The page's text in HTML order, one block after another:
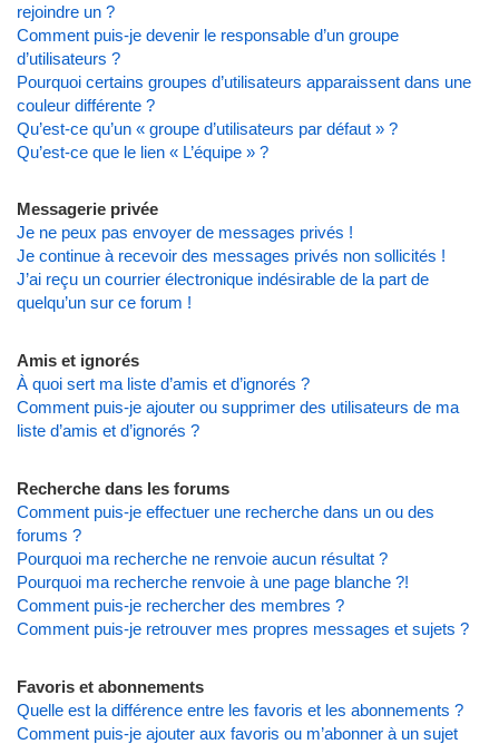
rejoindre un ?
Comment puis-je devenir le responsable d’un groupe
d’utilisateurs ?
Pourquoi certains groupes d’utilisateurs apparaissent dans une
couleur différente ?
Qu’est-ce qu’un « groupe d’utilisateurs par défaut » ?
Qu’est-ce que le lien « L’équipe » ?
Messagerie privée
Je ne peux pas envoyer de messages privés !
Je continue à recevoir des messages privés non sollicités !
J’ai reçu un courrier électronique indésirable de la part de
quelqu’un sur ce forum !
Amis et ignorés
À quoi sert ma liste d’amis et d’ignorés ?
Comment puis-je ajouter ou supprimer des utilisateurs de ma
liste d’amis et d’ignorés ?
Recherche dans les forums
Comment puis-je effectuer une recherche dans un ou des
forums ?
Pourquoi ma recherche ne renvoie aucun résultat ?
Pourquoi ma recherche renvoie à une page blanche ?!
Comment puis-je rechercher des membres ?
Comment puis-je retrouver mes propres messages et sujets ?
Favoris et abonnements
Quelle est la différence entre les favoris et les abonnements ?
Comment puis-je ajouter aux favoris ou m’abonner à un sujet